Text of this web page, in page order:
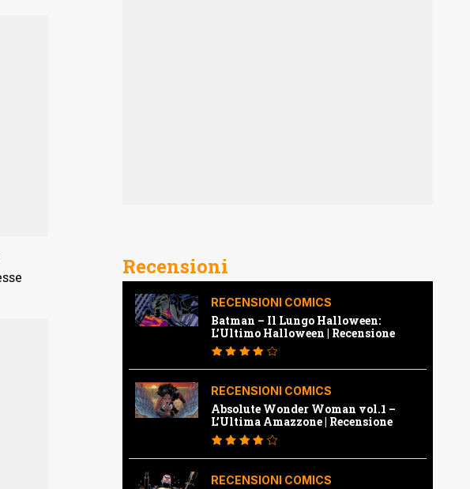
Recensioni
RECENSIONI COMICS
Batman – Il Lungo Halloween:
L’Ultimo Halloween | Recensione
RECENSIONI COMICS
Absolute Wonder Woman vol.1 –
L’Ultima Amazzone | Recensione
RECENSIONI COMICS